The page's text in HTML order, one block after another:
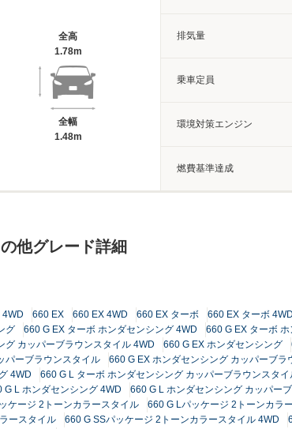
全高
1.78m
全幅
1.48m
排気量
乗車定員
環境対策エンジン
燃費基準達成
他グレード詳細
660 EX 660 EX 4WD 660 EX ターボ 660 EX ターボ 4WD
グ
660 G EX ターボ ホンダセンシング 4WD
660 G EX ターボ
グ カッパーブラウンスタイル 4WD
660 G EX ホンダセンシング
パーブラウンスタイル
660 G EX ホンダセンシング カッパーブラ
4WD
660 G L ターボ ホンダセンシング カッパーブラウンスタイ
G L ホンダセンシング 4WD 660 G L ホンダセンシング カッパー
ケージ 2トーンカラースタイル 660 G Lパッケージ 2トーンカラ
ースタイル
660 G SSパッケージ 2トーンカラースタイル 4WD